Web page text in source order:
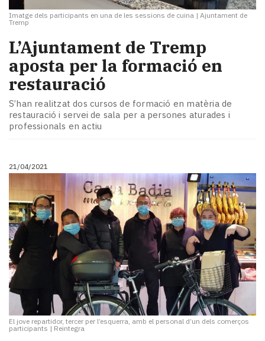
Imatge dels participants en una de les sessions de cuina | Ajuntament de
Tremp
​L’Ajuntament de Tremp
aposta per la formació en
restauració
S’han realitzat dos cursos de formació en matèria de
restauració i servei de sala per a persones aturades i
professionals en actiu
21/04/2021
El jove repartidor, tercer per l’esquerra, amb el personal d’un dels comerços
participants | Reintegra